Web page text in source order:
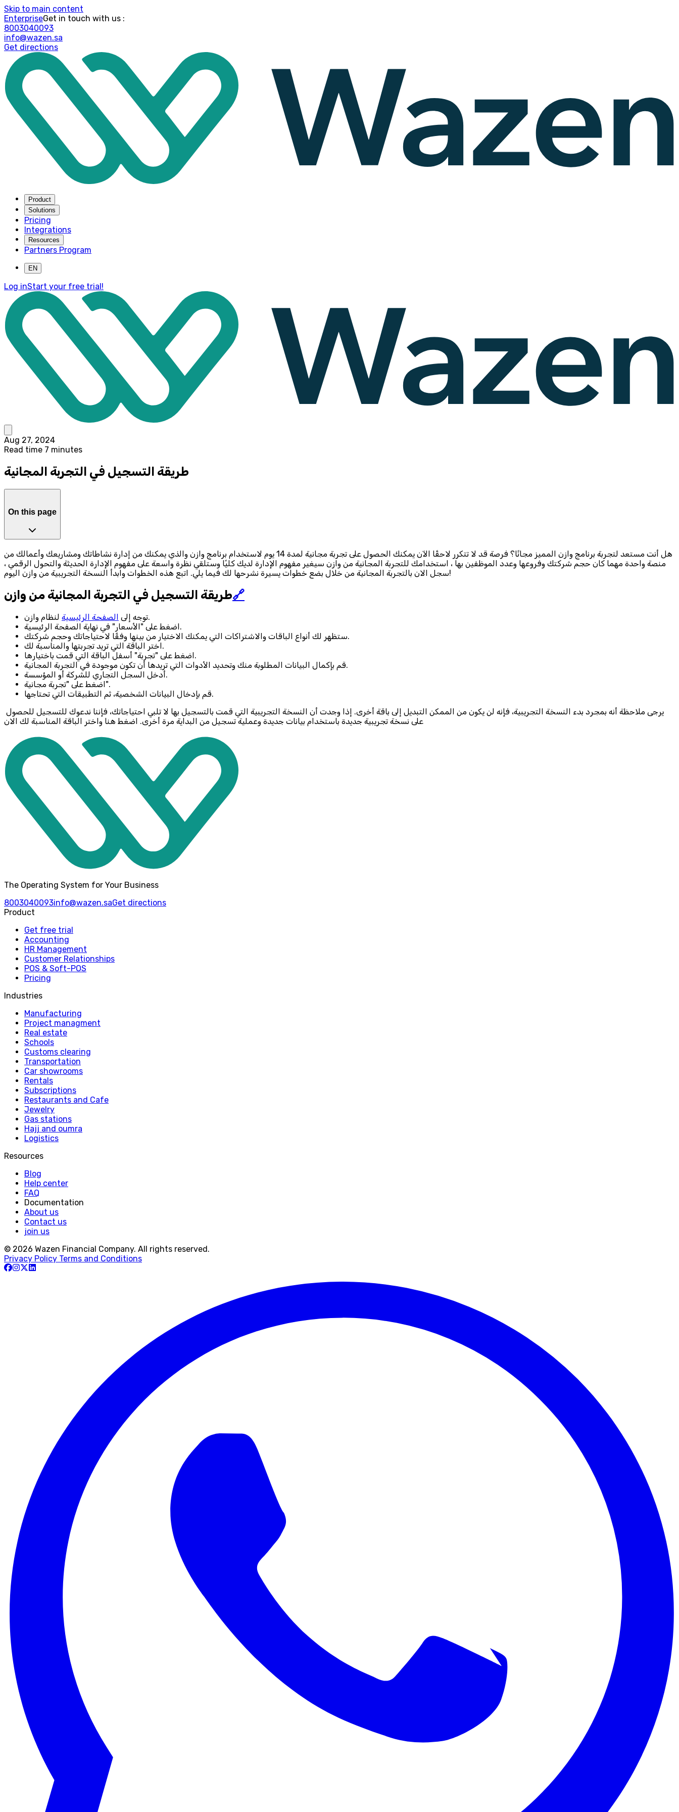
Skip to main content
Enterprise
: Get in touch with us
8003040093
info@wazen.sa
Get directions
Product
Solutions
Pricing
Integrations
Resources
Partners Program
EN
Log inStart your free trial!
Aug 27, 2024
Read time 7 minutes
طريقة التسجيل في التجربة المجانية
On this page
هل أنت مستعد لتجربة برنامج وازن المميز مجانًا؟ فرصة قد لا تتكرر لاحقًا الآن يمكنك الحصول على تجربة مجانية لمدة 14 يوم لاستخدام برنامج وازن والذي يمكنك من إدارة نشاطاتك ومشاريعك وأعمالك من
منصة واحدة مهما كان حجم شركتك وفروعها وعدد الموظفين بها ، استخدامك للتجربة المجانية من وازن سيغير مفهوم الإدارة لديك كليًا وستلقي نظرة واسعة على مفهوم الإدارة الحديثة والتحول الرقمي ،
سجل الان بالتجربة المجانية من خلال بضع خطوات يسيرة نشرحها لك فيما يلي. اتبع هذه الخطوات وابدأ النسخة التجريبية من وازن اليوم!
طريقة التسجيل في التجربة المجانية من وازن🔗
توجه إلى الصفحة الرئيسية
لنظام وازن.
اضغط على "الأسعار" في نهاية الصفحة الرئيسية.
ستظهر لك أنواع الباقات والاشتراكات التي يمكنك الاختيار من بينها وفقًا لاحتياجاتك وحجم شركتك.
اختر الباقة التي تريد تجربتها والمناسبة لك.
اضغط على "تجربة" أسفل الباقة التي قمت باختيارها.
قم بإكمال البيانات المطلوبة منك وتحديد الأدوات التي تريدها أن تكون موجودة في التجربة المجانية.
أدخل السجل التجاري للشركة أو المؤسسة.
اضغط على "تجربة مجانية".
قم بإدخال البيانات الشخصية، ثم التطبيقات التي تحتاجها.
على نسخة تجريبية جديدة باستخدام بيانات جديدة وعملية تسجيل من البداية مرة أخرى. اضغط هنا واختر الباقة المناسبة لك الان
The Operating System for Your Business
8003040093info@wazen.saGet directions
Product
Get free trial
Accounting
HR Management
Customer Relationships
POS & Soft-POS
Pricing
Industries
Manufacturing
Project managment
Real estate
Schools
Customs clearing
Transportation
Car showrooms
Rentals
Subscriptions
Restaurants and Cafe
Jewelry
Gas stations
Hajj and oumra
Logistics
Resources
Blog
Help center
FAQ
Documentation
About us
Contact us
join us
© 2026 Wazen Financial Company. All rights reserved.
Privacy Policy Terms and Conditions